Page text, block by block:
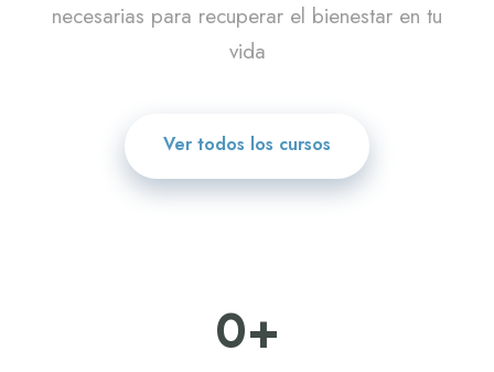
necesarias para recuperar el bienestar en tu
vida
Ver todos los cursos
0+